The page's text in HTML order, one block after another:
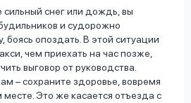
сильный снег или дождь, вы
и судорожно
боясь опоздать. В этой ситуации
чем приехать на час позже,
выговор от руководства.
– сохраните здоровье, вовремя
Это же касается отъезда с